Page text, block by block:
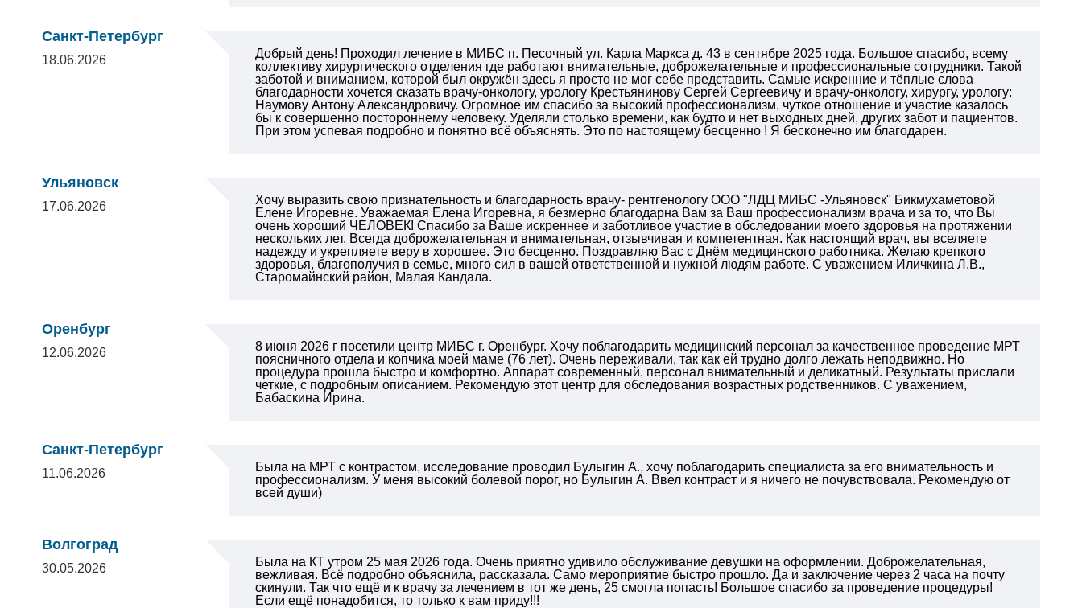
Санкт-Петербург
18.06.2026
Добрый день! Проходил лечение в МИБС п. Песочный ул. Карла Маркса д. 43 в сентябре 2025 года. Большое спасибо, всему
коллективу хирургического отделения где работают внимательные, доброжелательные и профессиональные сотрудники. Такой
заботой и вниманием, которой был окружён здесь я просто не мог себе представить. Самые искренние и тёплые слова
благодарности хочется сказать врачу-онкологу, урологу Крестьянинову Сергей Сергеевичу и врачу-онкологу, хирургу, урологу:
Наумову Антону Александровичу. Огромное им спасибо за высокий профессионализм, чуткое отношение и участие казалось
бы к совершенно постороннему человеку. Уделяли столько времени, как будто и нет выходных дней, других забот и пациентов.
При этом успевая подробно и понятно всё объяснять. Это по настоящему бесценно ! Я бесконечно им благодарен.
Ульяновск
17.06.2026
Хочу выразить свою признательность и благодарность врачу- рентгенологу ООО "ЛДЦ МИБС -Ульяновск" Бикмухаметовой
Елене Игоревне. Уважаемая Елена Игоревна, я безмерно благодарна Вам за Ваш профессионализм врача и за то, что Вы
очень хороший ЧЕЛОВЕК! Спасибо за Ваше искреннее и заботливое участие в обследовании моего здоровья на протяжении
нескольких лет. Всегда доброжелательная и внимательная, отзывчивая и компетентная. Как настоящий врач, вы вселяете
надежду и укрепляете веру в хорошее. Это бесценно. Поздравляю Вас с Днём медицинского работника. Желаю крепкого
здоровья, благополучия в семье, много сил в вашей ответственной и нужной людям работе. С уважением Иличкина Л.В.,
Старомайнский район, Малая Кандала.
Оренбург
12.06.2026 8 июня 2026 г посетили центр МИБС г. Оренбург. Хочу поблагодарить медицинский персонал за качественное проведение МРТ
поясничного отдела и копчика моей маме (76 лет). Очень переживали, так как ей трудно долго лежать неподвижно. Но
процедура прошла быстро и комфортно. Аппарат современный, персонал внимательный и деликатный. Результаты прислали
четкие, с подробным описанием. Рекомендую этот центр для обследования возрастных родственников. С уважением,
Бабаскина Ирина.
Санкт-Петербург
11.06.2026
Была на МРТ с контрастом, исследование проводил Булыгин А., хочу поблагодарить специалиста за его внимательность и
профессионализм. У меня высокий болевой порог, но Булыгин А. Ввел контраст и я ничего не почувствовала. Рекомендую от
всей души)
Волгоград
30.05.2026
Была на КТ утром 25 мая 2026 года. Очень приятно удивило обслуживание девушки на оформлении. Доброжелательная,
вежливая. Всё подробно объяснила, рассказала. Само мероприятие быстро прошло. Да и заключение через 2 часа на почту
скинули. Так что ещё и к врачу за лечением в тот же день, 25 смогла попасть! Большое спасибо за проведение процедуры!
Если ещё понадобится, то только к вам приду!!!